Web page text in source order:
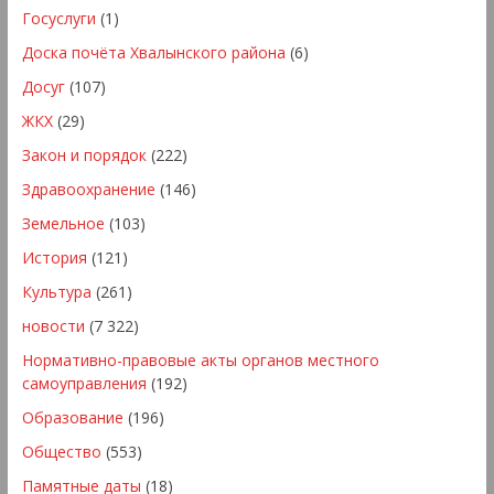
Госуслуги (1)
Доска почёта Хвалынского района (6)
Досуг(107)
ЖКХ(29)
Закон и порядок(222)
Здравоохранение (146)
Земельное (103)
История (121)
Культура (261)
новости (7 322)
Нормативно-правовые акты органов местного
самоуправления (192)
Образование (196)
Общество (553)
Памятные даты (18)